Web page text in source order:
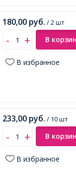
180,00 руб. / 2 шт
В
В избранное
233,00 руб. / 10 шт
В
В избранное